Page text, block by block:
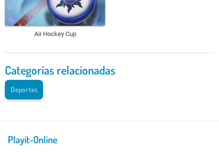
Air Hockey Cup
Categorías relacionadas
Deportes
Playit-Online